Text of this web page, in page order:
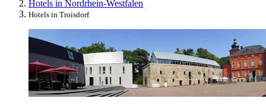
Hotels in Nordrhein-Westfalen
Hotels in Troisdorf